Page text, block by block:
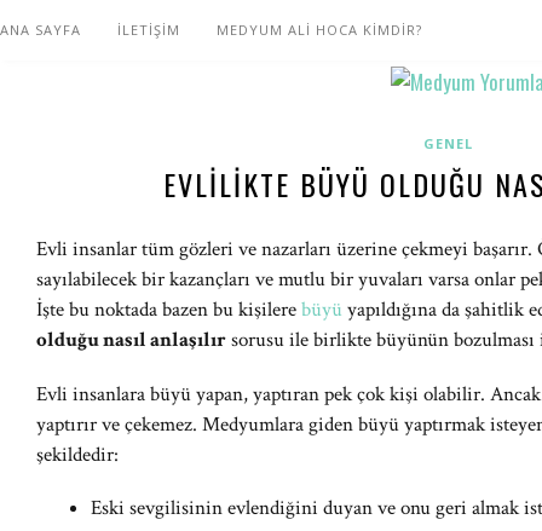
ANA SAYFA İLETİŞİM MEDYUM ALİ HOCA KİMDİR?
GENEL
EVLILIKTE BÜYÜ OLDUĞU
Evli insanlar tüm gözleri ve nazarları üzerine çekmeyi
sayılabilecek bir kazançları ve mutlu bir yuvaları varsa onlar
İşte bu noktada bazen bu kişilerebüyü yapıldığına da şahitlik
olduğu nasıl anlaşılırsorusu ile birlikte büyünün
Evli insanlara büyü yapan, yaptıran pek çok kişi olabilir.
yaptırır ve çekemez. Medyumlara giden büyü yaptırmak
şekildedir:
Eski sevgilisinin evlendiğini duyan ve onu geri almak